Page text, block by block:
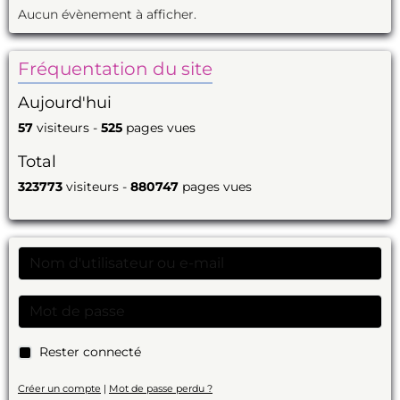
Aucun évènement à afficher.
Fréquentation du site
Aujourd'hui
57 visiteurs - 525 pages vues
Total
323773 visiteurs - 880747 pages vues
Rester connecté
Créer un compte | Mot de passe perdu ?